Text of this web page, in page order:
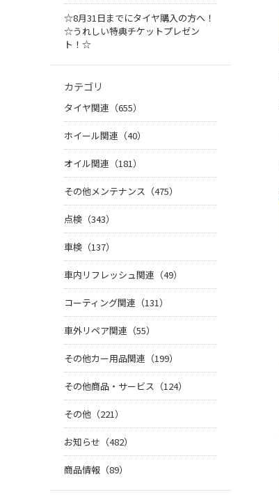
☆8月31日までにタイヤ購入の方へ！
☆うれしい特典チケットプレゼン
ト！☆
カテゴリ
タイヤ関連（655）
ホイール関連（40）
オイル関連（181）
その他メンテナンス（475）
点検（343）
車検（137）
車内リフレッシュ関連（49）
コーティング関連（131）
車外リペア関連（55）
その他カー用品関連（199）
その他商品・サービス（124）
その他（221）
お知らせ（482）
商品情報（89）